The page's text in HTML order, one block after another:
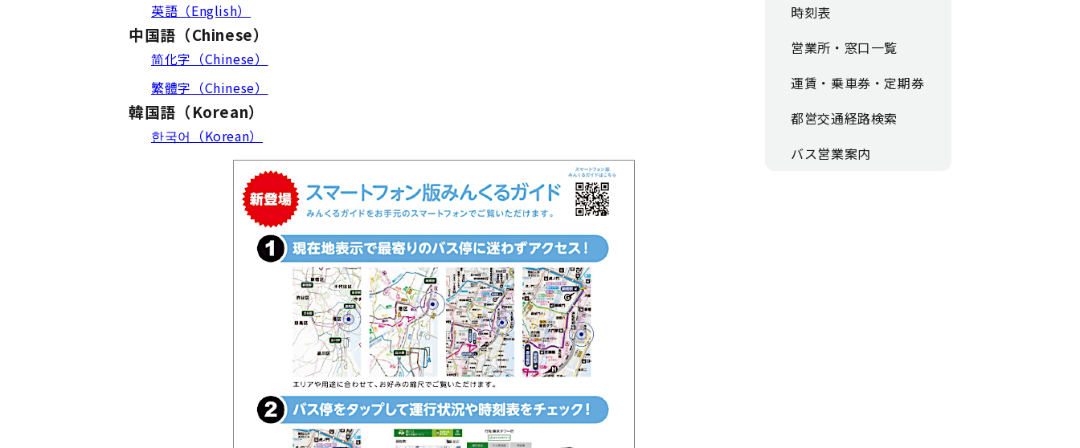
英語（English）
中国語（Chinese）
简化字（Chinese）
繁體字（Chinese）
韓国語（Korean）
한국어（Korean）
時刻表
営業所・窓口一覧
運賃・乗車券・定期券
都営交通経路検索
バス営業案内